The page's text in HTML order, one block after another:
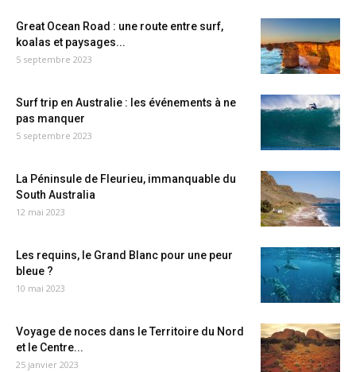
Great Ocean Road : une route entre surf,
koalas et paysages...
5 septembre 2023
Surf trip en Australie : les événements à ne
pas manquer
5 septembre 2023
La Péninsule de Fleurieu, immanquable du
South Australia
12 mai 2023
Les requins, le Grand Blanc pour une peur
bleue ?
10 mai 2023
Voyage de noces dans le Territoire du Nord
et le Centre...
25 janvier 2023